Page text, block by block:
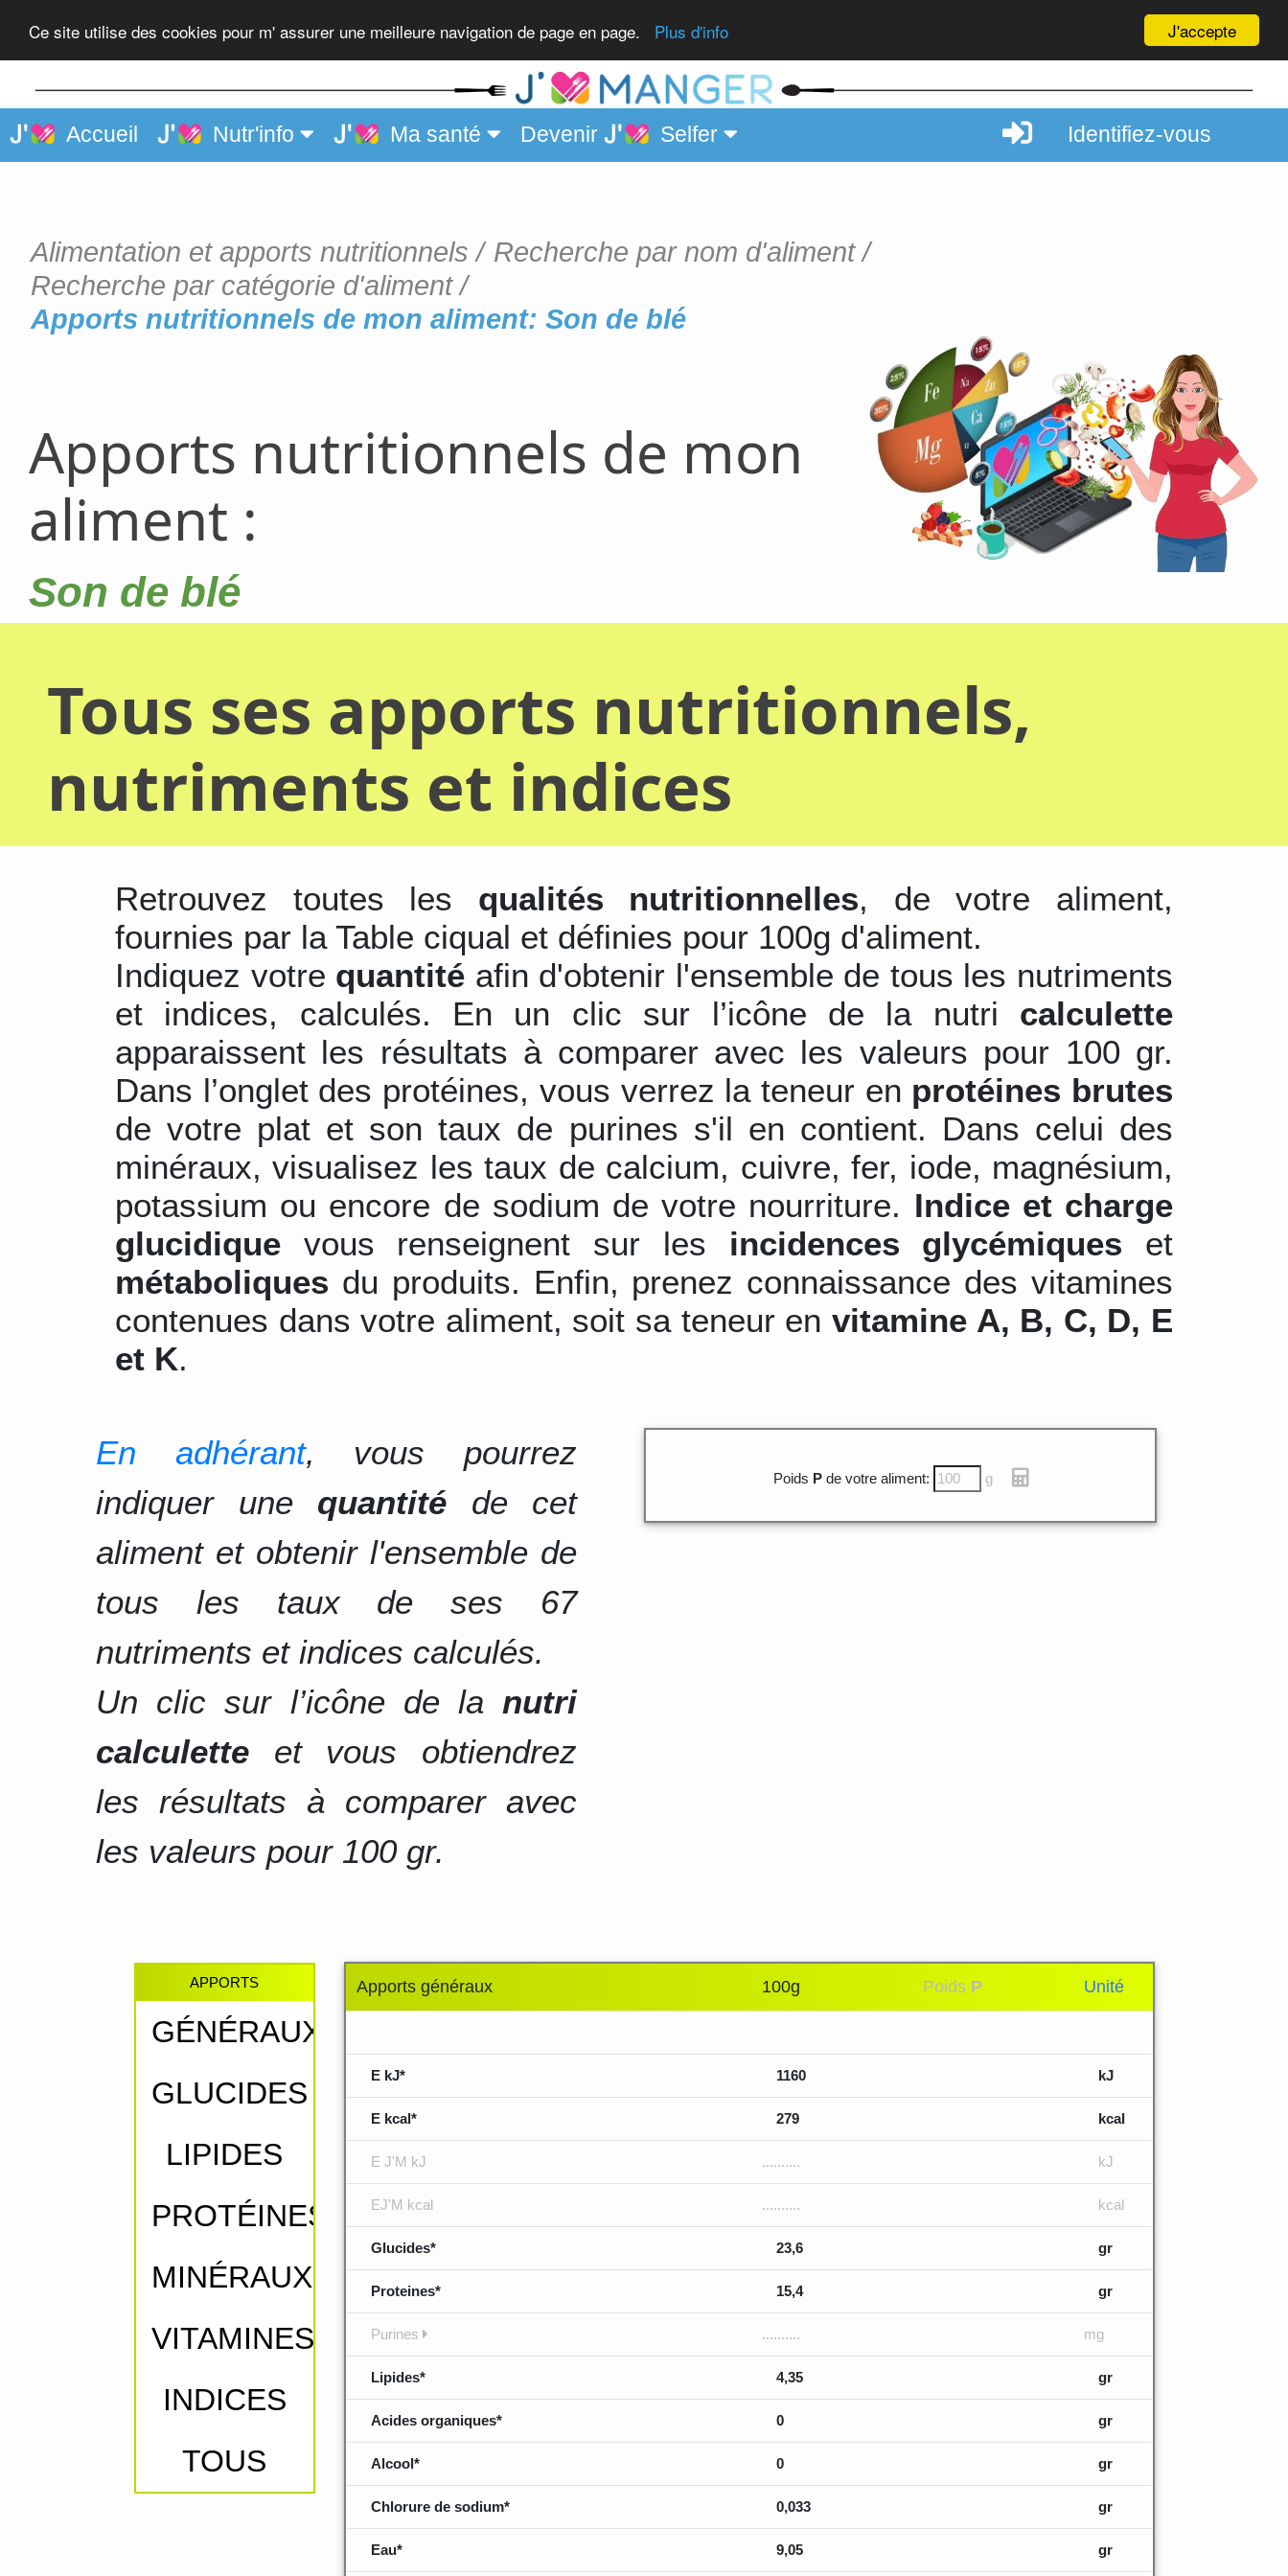
J'accepte
Ce site utilise des cookies pour m' assurer une meilleure navigation de page en page. Plus d'info
Son de blé
Accueil Nutr'info Ma santé Devenir Selfer Identifiez-vous
Alimentation et apports nutritionnels
Recherche par nom d'aliment
Recherche par catégorie d'aliment
Apports nutritionnels de mon aliment: Son de blé
Apports nutritionnels de mon
aliment :
Son de blé
Tous ses apports nutritionnels,
nutriments et indices
Retrouvez toutes les qualités nutritionnelles, de votre aliment,
fournies par la Table ciqual et définies pour 100g d'aliment.
Indiquez votre quantité afin d'obtenir l'ensemble de tous les nutriments
et indices, calculés. En un clic sur l’icône de la nutri calculette
apparaissent les résultats à comparer avec les valeurs pour 100 gr.
Dans l’onglet des protéines, vous verrez la teneur en protéines brutes
de votre plat et son taux de purines s'il en contient. Dans celui des
minéraux, visualisez les taux de calcium, cuivre, fer, iode, magnésium,
potassium ou encore de sodium de votre nourriture. Indice et charge
glucidique vous renseignent sur les incidences glycémiques et
métaboliques du produits. Enfin, prenez connaissance des vitamines
contenues dans votre aliment, soit sa teneur en vitamine A, B, C, D, E
et K.
En adhérant, vous pourrez
indiquer une quantité de cet
aliment et obtenir l'ensemble de
tous les taux de ses 67
nutriments et indices calculés.
Un clic sur l’icône de la nutri
calculette et vous obtiendrez
les résultats à comparer avec
les valeurs pour 100 gr.
Poids Pde votre aliment: g
APPORTS
GÉNÉRAUX
GLUCIDES
LIPIDES
PROTÉINES
MINÉRAUX
VITAMINES
INDICES
TOUS
Apports généraux 100g Poids P Unité
E kJ* 1160 kJ
E kcal* 279 kcal
E J'M kJ .......... kJ
EJ'M kcal .......... kcal
Glucides* 23,6 gr
Proteines* 15,4 gr
Purines .......... mg
Lipides* 4,35 gr
Acides organiques* 0 gr
Alcool* 0 gr
Chlorure de sodium* 0,033 gr
Eau* 9,05 gr